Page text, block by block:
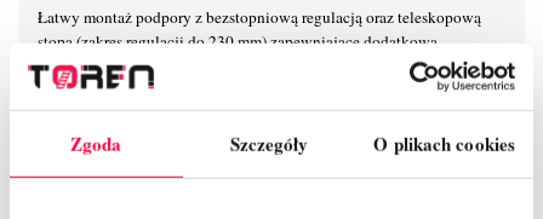
Zgoda Szczegóły O plikach cookies
Łatwy montaż podpory z bezstopniową regulacją oraz teleskopową
stopą (zakres regulacji do 230 mm) zapewniające dodatkową
stabilizację i bezpieczne użytkowanie w konstrukcjach od wysokości
roboczej 8,50 m.
Mocowanie poręczy 6-punktowe zapewnia maksymalną stabilność na
wysokości.